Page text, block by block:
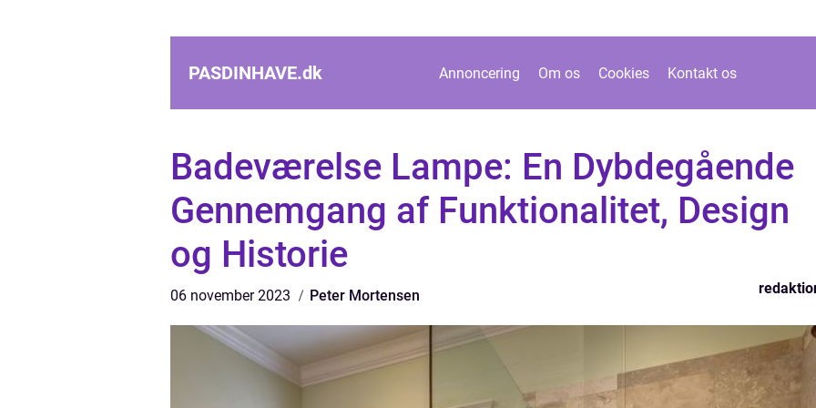
PASDINHAVE.dk Annoncering Om os Cookies Kontakt os
Badeværelse Lampe: En Dybdegående
Gennemgang af Funktionalitet, Design
og Historie
06 november 2023 Peter Mortensen